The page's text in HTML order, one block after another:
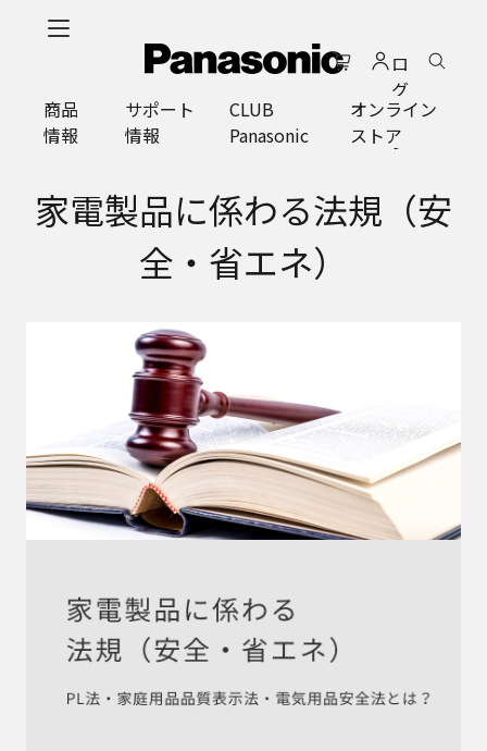
ロ
グ
イ
ン
商品
情報
サポート
情報
CLUB
Panasonic
オンライン
ストア
家電製品に係わる法規（安
全・省エネ）